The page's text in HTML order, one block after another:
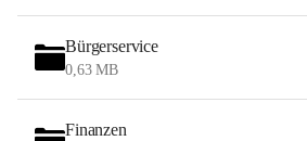
Bürgerservice
0,63 MB
Finanzen